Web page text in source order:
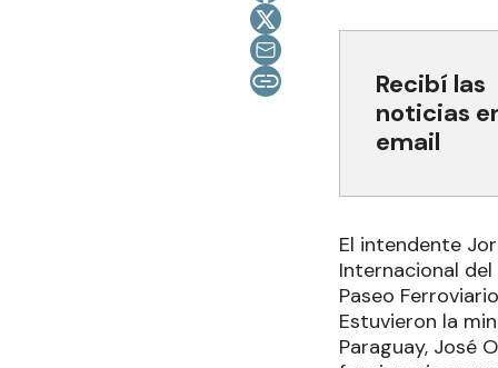
Recibí las
noticias
email
El intendente
Internacional del
Paseo
Estuvieron la
Paraguay, José